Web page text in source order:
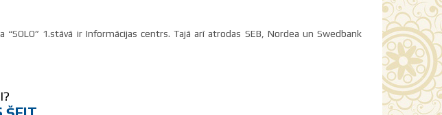
“SOLO” 1.stāvā ir Informācijas centrs. Tajā arī atrodas SEB, Nordea un Swedbank